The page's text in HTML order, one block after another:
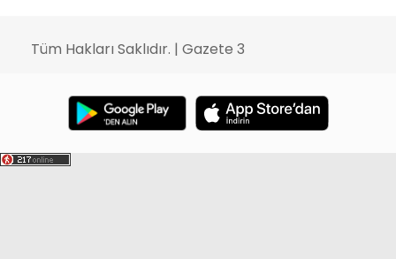
Tüm Hakları Saklıdır. | Gazete 3